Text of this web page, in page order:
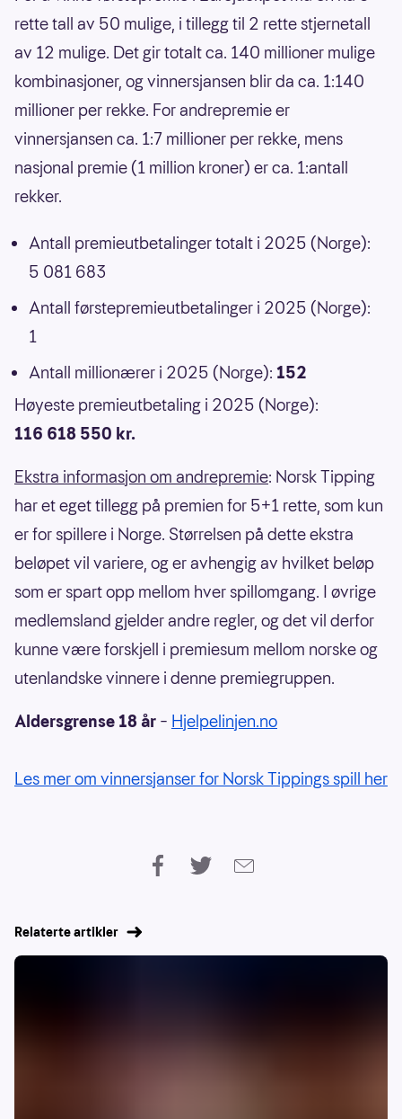
rette tall av 50 mulige, i tillegg til 2 rette stjernetall
av 12 mulige. Det gir totalt ca. 140 millioner mulige
kombinasjoner, og vinnersjansen blir da ca. 1:140
millioner per rekke. For andrepremie er
vinnersjansen ca. 1:7 millioner per rekke, mens
nasjonal premie (1 million kroner) er ca. 1:antall
rekker.
Antall premieutbetalinger totalt i 2025 (Norge):
5 081 683
Antall førstepremieutbetalinger i 2025 (Norge):
1
Antall millionærer i 2025 (Norge): 152
Høyeste premieutbetaling i 2025 (Norge):
116 618 550 kr.
Ekstra informasjon om andrepremie: Norsk Tipping
har et eget tillegg på premien for 5+1 rette, som kun
er for spillere i Norge. Størrelsen på dette ekstra
beløpet vil variere, og er avhengig av hvilket beløp
som er spart opp mellom hver spillomgang. I øvrige
medlemsland gjelder andre regler, og det vil derfor
kunne være forskjell i premiesum mellom norske og
utenlandske vinnere i denne premiegruppen.
Aldersgrense 18 år – Hjelpelinjen.no
Les mer om vinnersjanser for Norsk Tippings spill her
Relaterte artikler